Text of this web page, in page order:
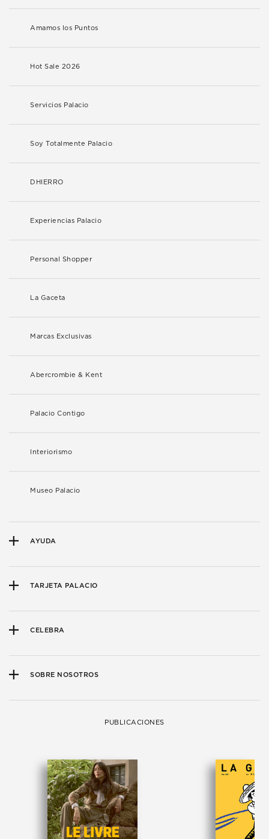
Amamos los Puntos
Hot Sale 2026
Servicios Palacio
Soy Totalmente Palacio
DHIERRO
Experiencias Palacio
Personal Shopper
La Gaceta
Marcas Exclusivas
Abercrombie & Kent
Palacio Contigo
Interiorismo
Museo Palacio
AYUDA
TARJETA PALACIO
CELEBRA
SOBRE NOSOTROS
PUBLICACIONES